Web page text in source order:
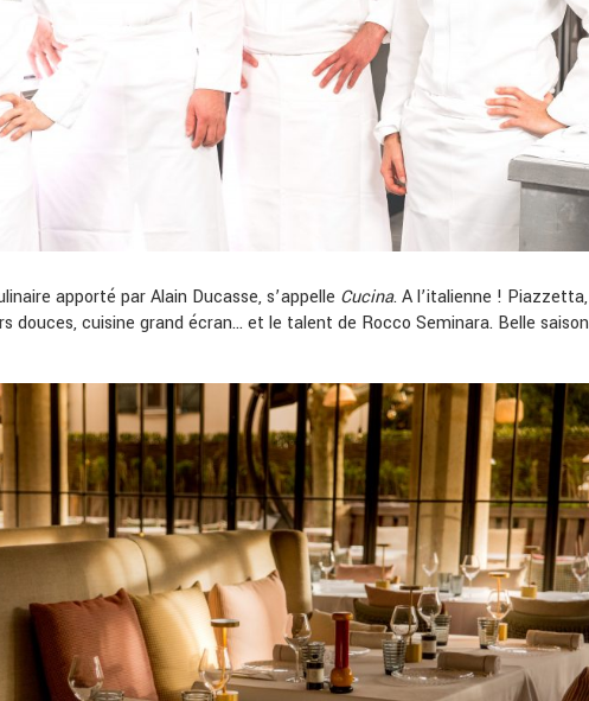
apporté par Alain Ducasse, s’appelle Cucina. A l’italienne ! Piazzetta,
douces, cuisine grand écran… et le talent de Rocco Seminara. Belle saison